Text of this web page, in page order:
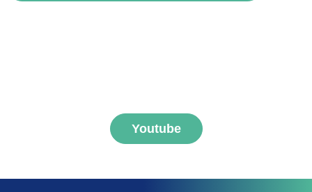
Youtube